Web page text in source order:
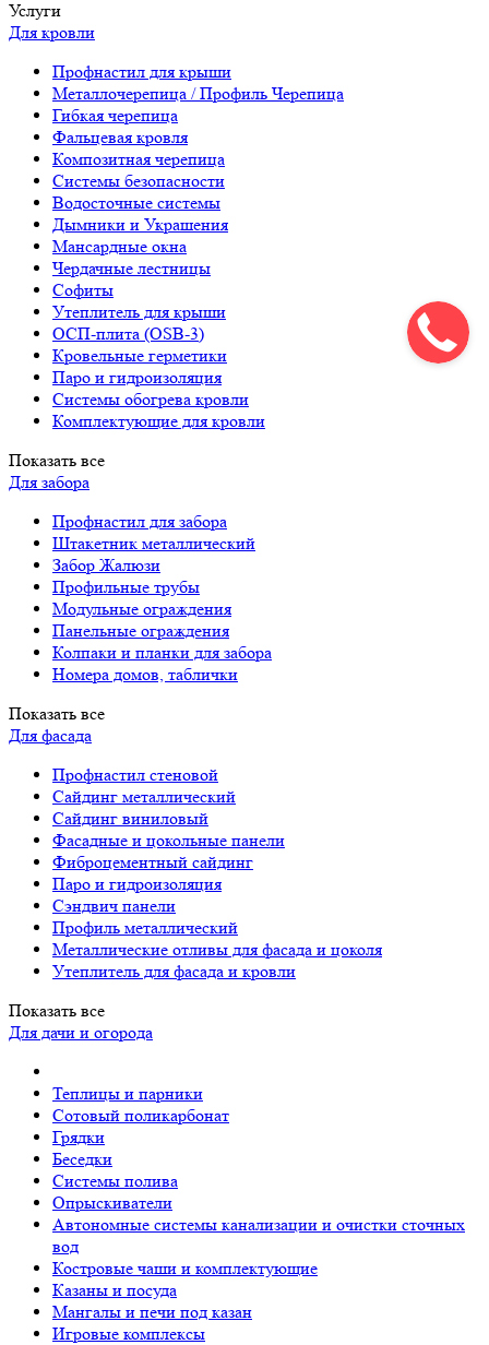
Услуги
Для кровли
Профнастил для крыши
Металлочерепица / Профиль Черепица
Гибкая черепица
Фальцевая кровля
Композитная черепица
Системы безопасности
Водосточные системы
Дымники и Украшения
Мансардные окна
Чердачные лестницы
Софиты
Утеплитель для крыши
ОСП-плита (OSB-3)
Кровельные герметики
Паро и гидроизоляция
Системы обогрева кровли
Комплектующие для кровли
Показать все
Для забора
Профнастил для забора
Штакетник металлический
Забор Жалюзи
Профильные трубы
Модульные ограждения
Панельные ограждения
Колпаки и планки для забора
Номера домов, таблички
Показать все
Для фасада
Профнастил стеновой
Сайдинг металлический
Сайдинг виниловый
Фасадные и цокольные панели
Фиброцементный сайдинг
Паро и гидроизоляция
Сэндвич панели
Профиль металлический
Металлические отливы для фасада и цоколя
Утеплитель для фасада и кровли
Показать все
Для дачи и огорода
Теплицы и парники
Сотовый поликарбонат
Грядки
Беседки
Системы полива
Опрыскиватели
Автономные системы канализации и очистки сточных
вод
Костровые чаши и комплектующие
Казаны и посуда
Мангалы и печи под казан
Игровые комплексы